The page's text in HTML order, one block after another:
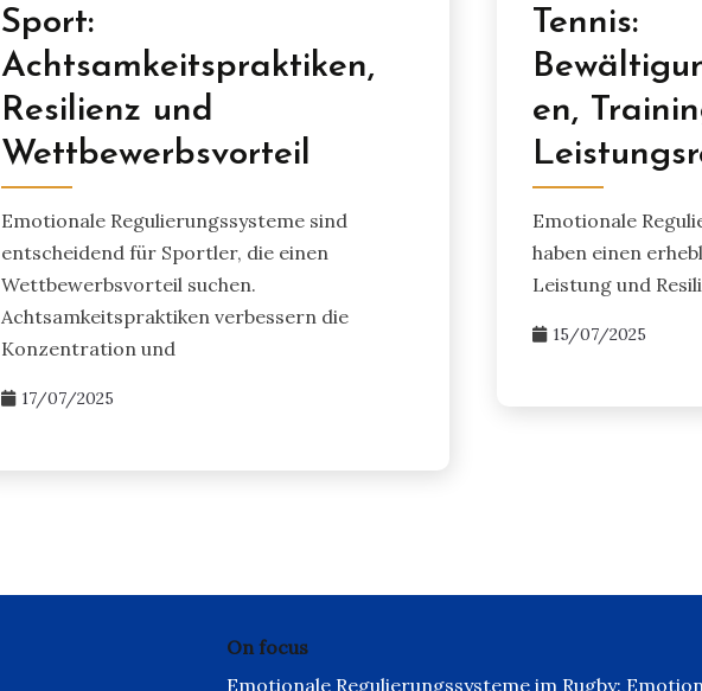
Sport:
Achtsamkeitspraktiken,
Resilienz und
Wettbewerbsvorteil
Emotionale Regulierungssysteme sind
entscheidend für Sportler, die einen
Wettbewerbsvorteil suchen.
Achtsamkeitspraktiken verbessern die
Konzentration und
17/07/2025
Tennis:
en,
Emotionale
haben einen
Leistung und
15/07/2025
On focus
Emotionale Regulierungssysteme im Rugby: